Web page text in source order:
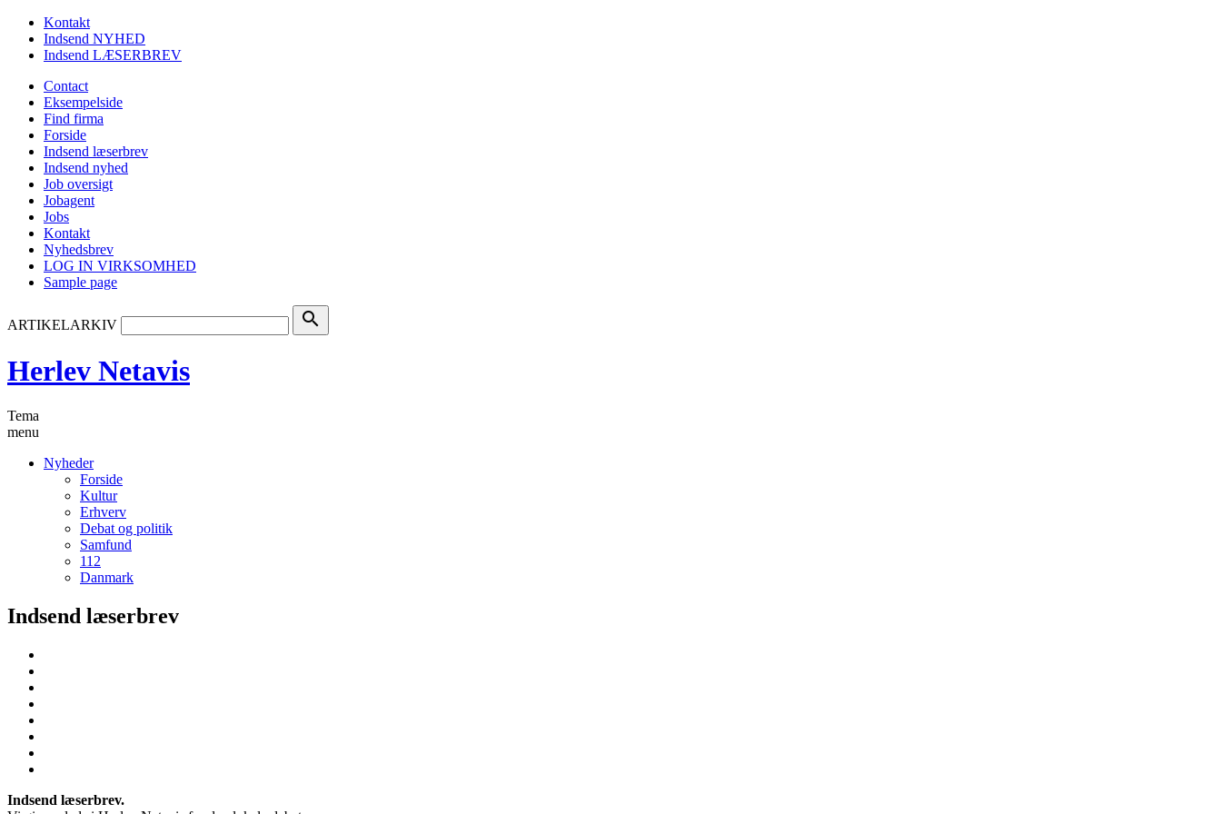
Kontakt
Indsend NYHED
Indsend LÆSERBREV
Contact
Eksempelside
Find firma
Forside
Indsend læserbrev
Indsend nyhed
Job oversigt
Jobagent
Jobs
Kontakt
Nyhedsbrev
LOG IN VIRKSOMHED
Sample page
ARTIKELARKIV search
Herlev Netavis
Tema
menu
Nyheder
Forside
Kultur
Erhverv
Debat og politik
Samfund
112
Danmark
Indsend læserbrev
Indsend læserbrev.